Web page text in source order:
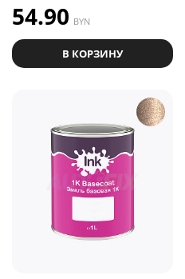
54.90 BYN
В КОРЗИНУ